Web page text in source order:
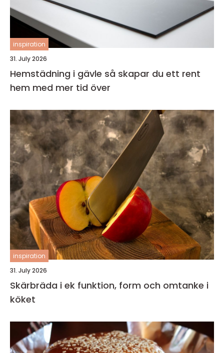
inspiration
31. July 2026
Hemstädning i gävle så skapar du ett rent
hem med mer tid över
inspiration
31. July 2026
Skärbräda i ek funktion, form och omtanke i
köket